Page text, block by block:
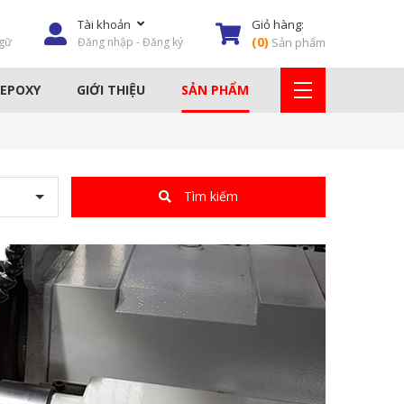
Tài khoản
Đăng nhập - Đăng ký
Giỏ hàng:
(0) Sản phẩm
GIỚI THIỆU SẢN PHẨM
HÓA CHẤT TẨY RỈ
DỤNG CỤ THI CÔNG
MÁY PHUN XÂY DỰNG
THIẾT BỊ NÂNG & HẠ
LƯỚI SỢI THỦY TINH
Tìm kiếm